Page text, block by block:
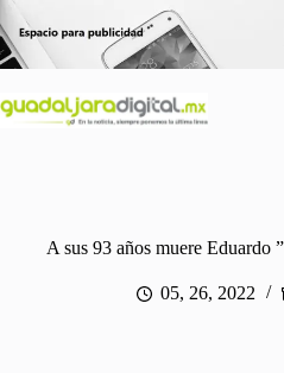
al
contenido
A sus 93 años muere Eduardo
05, 26, 2022